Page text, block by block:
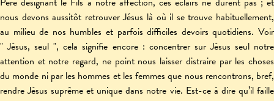
nous devons aussitôt retrouver Jésus là où il se trouve habituellement,
au milieu de nos humbles et parfois difficiles devoirs quotidiens. Voir
" Jésus, seul ", cela signifie encore : concentrer sur Jésus seul notre
attention et notre regard, ne point nous laisser distraire par les choses
du monde ni par les hommes et les femmes que nous rencontrons, bref,
rendre Jésus suprême et unique dans notre vie. Est-ce à dire qu’il faille